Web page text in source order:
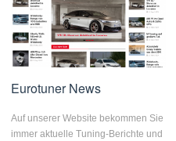
Eurotuner News
Auf unserer Website bekommen Sie
immer aktuelle Tuning-Berichte und